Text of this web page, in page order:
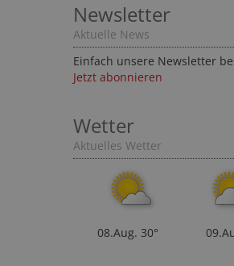
Newsletter
Aktuelle News
Einfach unsere Newsletter
Jetzt abonnieren
Wetter
Aktuelles Wetter
08.Aug. 30°